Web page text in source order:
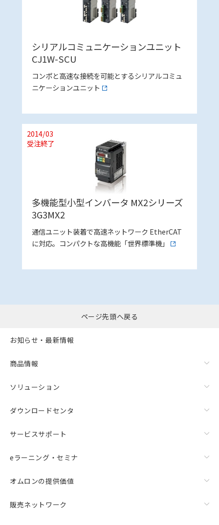
シリアルコミュニケーションユニット
CJ1W-SCU
コンポと高速な接続を可能とするシリアルコミュ
ニケーションユニット
多機能型小型インバータ MX2シリーズ
3G3MX2
2014/03
受注終了
通信ユニット装着で高速ネットワーク EtherCAT
に対応。コンパクトな高機能「世界標準機」
ページ先頭へ戻る
お知らせ・最新情報
商品情報
ソリューション
ダウンロードセンタ
サービスサポート
eラーニング・セミナ
オムロンの提供価値
販売ネットワーク